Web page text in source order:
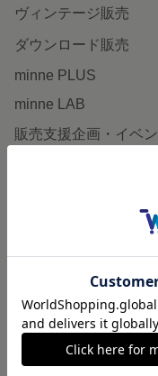
ヴィンテージ販売
ダウンロード販売
minne PLUS
minne LAB
販売支援企画・イベン
minneとものづくりと
minneの本
企業の方へ